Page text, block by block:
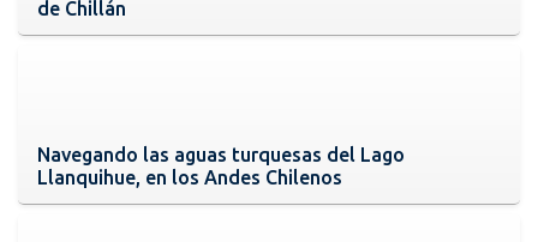
de Chillán
Navegando las aguas turquesas del Lago
Llanquihue, en los Andes Chilenos